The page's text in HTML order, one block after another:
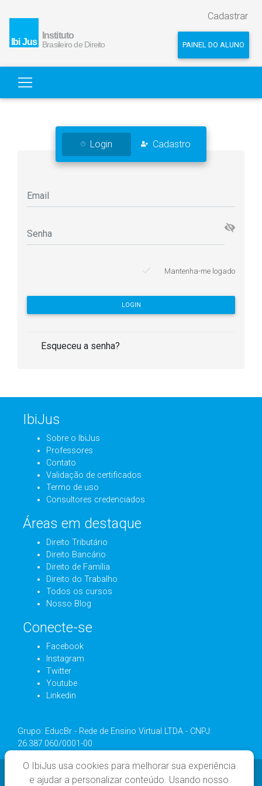
Cadastrar
PAINEL DO ALUNO
Login Cadastro
Mantenha-me logado
LOGIN
Esqueceu a senha?
IbiJus
Sobre o IbiJus
Professores
Contato
Validação de certificados
Termo de uso
Consultores credenciados
Áreas em destaque
Direito Tributário
Direito Bancário
Direito de Família
Direito do Trabalho
Todos os cursos
Nosso Blog
Conecte-se
Facebook
Instagram
Twitter
Youtube
Linkedin
Grupo: EducBr - Rede de Ensino Virtual LTDA - CNPJ:
26.387.060/0001-00
O IbiJus usa cookies para melhorar sua experiência
e ajudar a personalizar conteúdo. Usando nosso